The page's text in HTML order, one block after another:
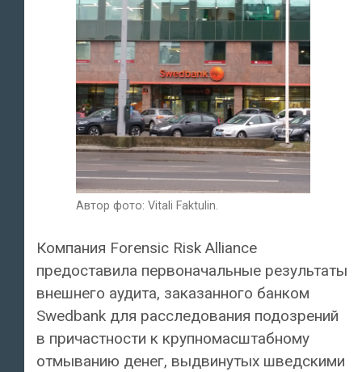
Автор фото: Vitali Faktulin.
Компания Forensic Risk Alliance
предоставила первоначальные результаты
внешнего аудита, заказанного банком
Swedbank для расследования подозрений
в причастности к крупномасштабному
отмыванию денег, выдвинутых шведскими